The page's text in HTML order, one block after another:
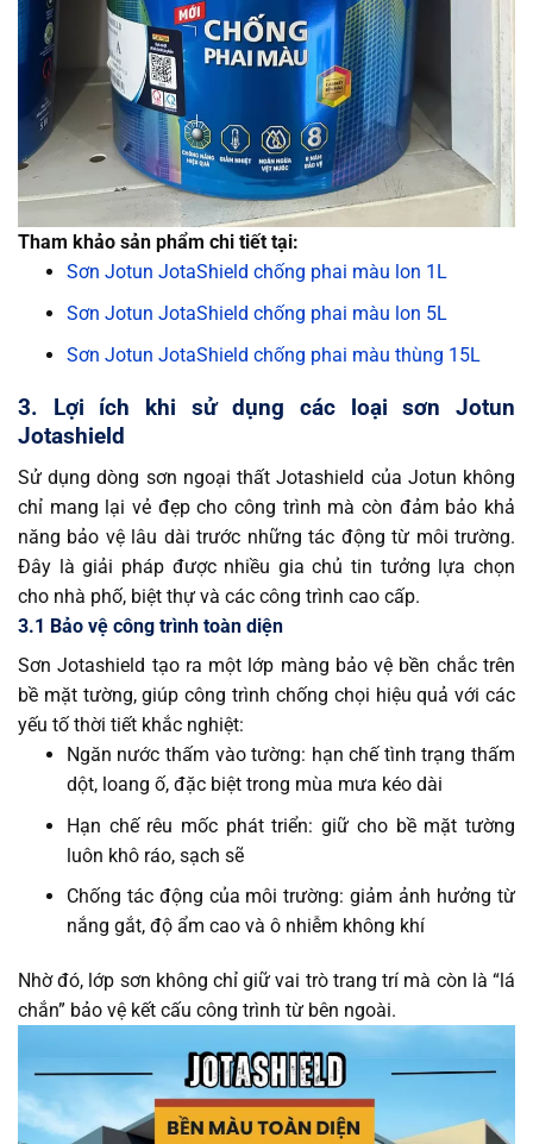
Tham khảo sản phẩm chi tiết tại:
Sơn Jotun JotaShield chống phai màu lon 1L
Sơn Jotun JotaShield chống phai màu lon 5L
Sơn Jotun JotaShield chống phai màu thùng 15L
3. Lợi ích khi sử dụng các loại sơn Jotun
Jotashield
Sử dụng dòng sơn ngoại thất Jotashield của Jotun không
chỉ mang lại vẻ đẹp cho công trình mà còn đảm bảo khả
năng bảo vệ lâu dài trước những tác động từ môi trường.
Đây là giải pháp được nhiều gia chủ tin tưởng lựa chọn
cho nhà phố, biệt thự và các công trình cao cấp.
3.1 Bảo vệ công trình toàn diện
Sơn Jotashield tạo ra một lớp màng bảo vệ bền chắc trên
bề mặt tường, giúp công trình chống chọi hiệu quả với các
yếu tố thời tiết khắc nghiệt:
Ngăn nước thấm vào tường: hạn chế tình trạng thấm
dột, loang ố, đặc biệt trong mùa mưa kéo dài
Hạn chế rêu mốc phát triển: giữ cho bề mặt tường
luôn khô ráo, sạch sẽ
Chống tác động của môi trường: giảm ảnh hưởng từ
nắng gắt, độ ẩm cao và ô nhiễm không khí
Nhờ đó, lớp sơn không chỉ giữ vai trò trang trí mà còn là “lá
chắn” bảo vệ kết cấu công trình từ bên ngoài.